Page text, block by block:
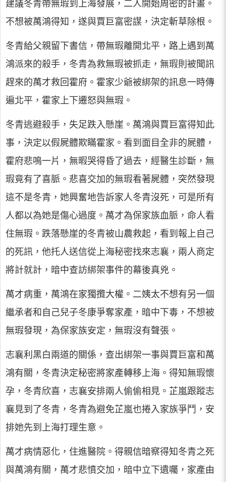
建議冬青帶無瑕到上海發展，二人開始周密的計畫。
不想被萬鴻得知，遂與賈巨富密謀，決定斬草除根。
冬青給父親留下書信，帶無瑕離開北平，路上遇到萬
鴻派來的殺手，冬青為救無瑕被抓走，無瑕則被聞訊
趕來的萬才救回霍府。霍家少爺被綁架的訊息一時傳
遍北平，霍家上下遷怒與無瑕。
冬青逃避殺手，失足跌入懸崖。萬鴻與賈巨富得知此
事，決定以假屍體欺瞞霍家。看到面目全非的屍體，
霍府悲鳴一片，無暇哭得昏了過去，經醫生診斷，無
瑕竟有了喜脈。悲喜交加的無瑕看著屍體，突然發現
這不是冬青，她興奮地告訴家人冬青沒死，可是所有
人都以為她是傷心過度。萬才為保家族血脈，命人看
住無瑕。跌落懸崖的冬青被山農救起，看到報上自己
的死訊，他托人送信從上海秘密找來志襄，兩人商定
將計就計，暗中查訪綁架事件的幕後真兇。
萬才病重，萬鴻在家獨攬大權。二姨太不想有另一個
繼承者和自己兒子冬康爭奪家產，暗中下毒，不想被
無瑕發現，為保家族安定，無瑕沒有聲張。
志襄利黑白兩道的關係，查出綁架一事與賈巨富和萬
鴻有關，冬青決定秘密將家產轉移上海。得知無瑕懷
孕，冬青欣喜，志襄安排兩人偷偷相見。芷嵐跟蹤志
襄見到了冬青，冬青為避免芷嵐也捲入家族爭鬥，安
排她先到上海打理生意。
萬才病情惡化，住進醫院。得親信暗察得知冬青之死
與萬鴻有關，萬才悲憤交加，暗中立下遺囑，家產由